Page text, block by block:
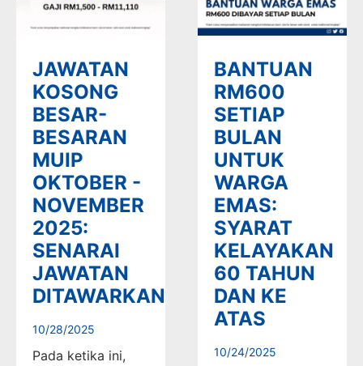
JAWATAN
KOSONG
BESAR-
BESARAN
MUIP
OKTOBER -
NOVEMBER
2025:
SENARAI
JAWATAN
DITAWARKAN
10/28/2025
Pada ketika ini,
BANTUAN
RM600
SETIAP
BULAN
UNTUK
WARGA
EMAS:
SYARAT
KELAYAKAN
60 TAHUN
DAN KE
ATAS
10/24/2025